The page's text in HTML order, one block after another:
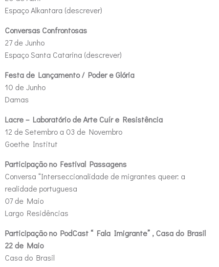
Espaço Alkantara (descrever)
Conversas Confrontosas
27 de Junho
Espaço Santa Catarina (descrever)
Festa de Lançamento / Poder e Glória
10 de Junho
Damas
Lacre – Laboratório de Arte Cuír e Resistência
12 de Setembro a 03 de Novembro
Goethe Institut
Participação no Festival Passagens
Conversa “Interseccionalidade de migrantes queer: a
realidade portuguesa
07 de Maio
Largo Residências
Participação no PodCast “ Fala Imigrante” , Casa do Brasil
22 de Maio
Casa do Brasil